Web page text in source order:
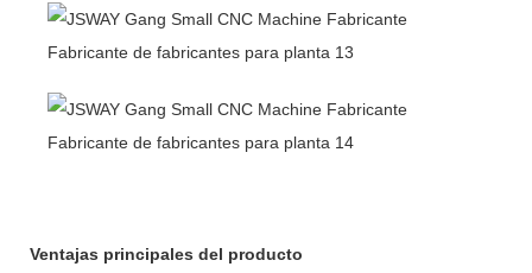
Ventajas principales del producto